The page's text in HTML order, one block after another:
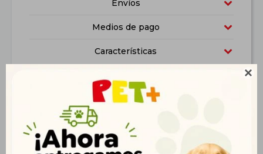

Envíos
Medios de pago
Características
Productos que te pueden interesar